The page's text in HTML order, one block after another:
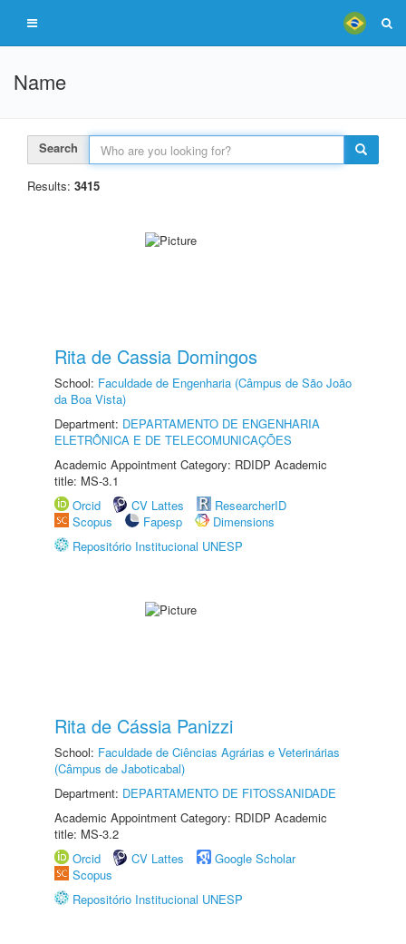
Name
Search
Results: 3415
Rita de Cassia Domingos
School: Faculdade de Engenharia (Câmpus de São João
da Boa Vista)
Department: DEPARTAMENTO DE ENGENHARIA
ELETRÔNICA E DE TELECOMUNICAÇÕES
Academic Appointment Category: RDIDP Academic
title: MS-3.1
Orcid
CV Lattes
ResearcherID
Scopus
Fapesp
Dimensions
Repositório Institucional UNESP
Rita de Cássia Panizzi
School: Faculdade de Ciências Agrárias e Veterinárias
(Câmpus de Jaboticabal)
Department: DEPARTAMENTO DE FITOSSANIDADE
Academic Appointment Category: RDIDP Academic
title: MS-3.2
Orcid
CV Lattes
Google Scholar
Scopus
Repositório Institucional UNESP